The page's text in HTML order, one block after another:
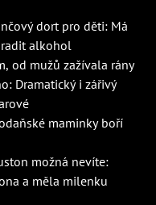
dort pro děti: Má
alkohol
od mužů zažívala rány
Dramatický i zářivý
maminky boří
možná nevíte:
a měla milenku